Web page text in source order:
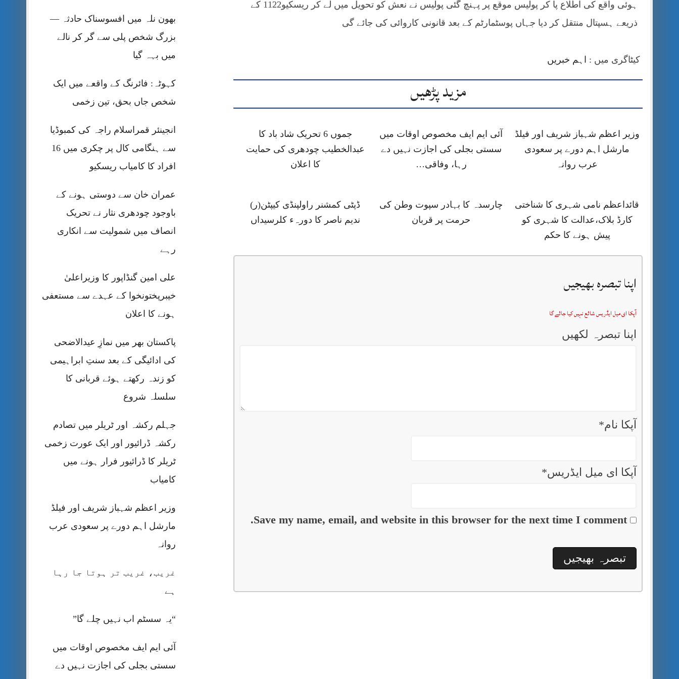
بھون نلہ میں افسوسناک حادثہ —
بزرگ شخص پلی سے گر کر نالے
میں بہہ گیا
کہوٹہ: فائرنگ کے واقعے میں ایک
شخص جاں بحق، تین زخمی
انجینئر قمراسلام راجہ کی کمبوڈیا
سے ہنگامی کال پر چکری میں 16
افراد کا کامیاب ریسکیو
عمران خان سے دوستی ہونے کے
باوجود چودھری نثار نے تحریک
انصاف میں شمولیت سے انکاری
رہے
علی امین گنڈاپور کا وزیراعلیٰ
خیبرپختونخوا کے عہدے سے مستعفی
ہونے کا اعلان
پاکستان بھر میں نمازِ عیدالاضحی
کی ادائیگی کے بعد سنتِ ابراہیمی
کو زندہ رکھتے ہوئے قربانی کا
سلسلہ شروع
جہلم رکشہ اور ٹریلر میں تصادم
رکشہ ڈرائیور اور ایک عورت زخمی
ٹریلر کا ڈرائیور فرار ہونے میں
کامیاب
وزیر اعظم شہباز شریف اور فیلڈ
مارشل اہم دورے پر سعودی عرب
روانہ
غریب، غریب تر ہوتا جا رہا
ہے
“یہ سسٹم اب نہیں چلے گا”
آئی ایم ایف مخصوص اوقات میں
سستی بجلی کی اجازت نہیں دے
ہوئی واقع کی اطلاع پا کر پولیس موقع پر پہنچ گئی پولیس نے نعش کو تحویل میں لے کر ریسکیو1122 کے
ذریعے ہسپتال منتقل کر دیا جہاں پوسٹمارٹم کے بعد قانونی کاروائی کی جائے گی
کیٹاگری میں : اہم خبریں
مزید پڑھیں
وزیر اعظم شہباز شریف اور فیلڈ
مارشل اہم دورے پر سعودی
عرب روانہ
آئی ایم ایف مخصوص اوقات میں
سستی بجلی کی اجازت نہیں دے
رہا، وفاقی…
جموں 6 تحریک شاد باد کا
عبدالخطیب چودھری کی حمایت
کا اعلان
قائداعظم نامی شہری کا شناختی
کارڈ بلاک،عدالت کا شہری کو
پیش ہونے کا حکم
چارسدہ کا بہادر سپوت وطن کی
حرمت پر قربان
ڈپٹی کمشنر راولپنڈی کیپٹن(ر)
ندیم ناصر کا دورہء کلرسیداں
اپنا تبصرہ بھیجیں
آپکا ای میل ایڈریس شائع نہیں کیا جائے گا
اپنا تبصرہ لکھیں
آپکا نام*
آپکا ای میل ایڈریس*
Save my name, email, and website in this browser for the next time I comment.